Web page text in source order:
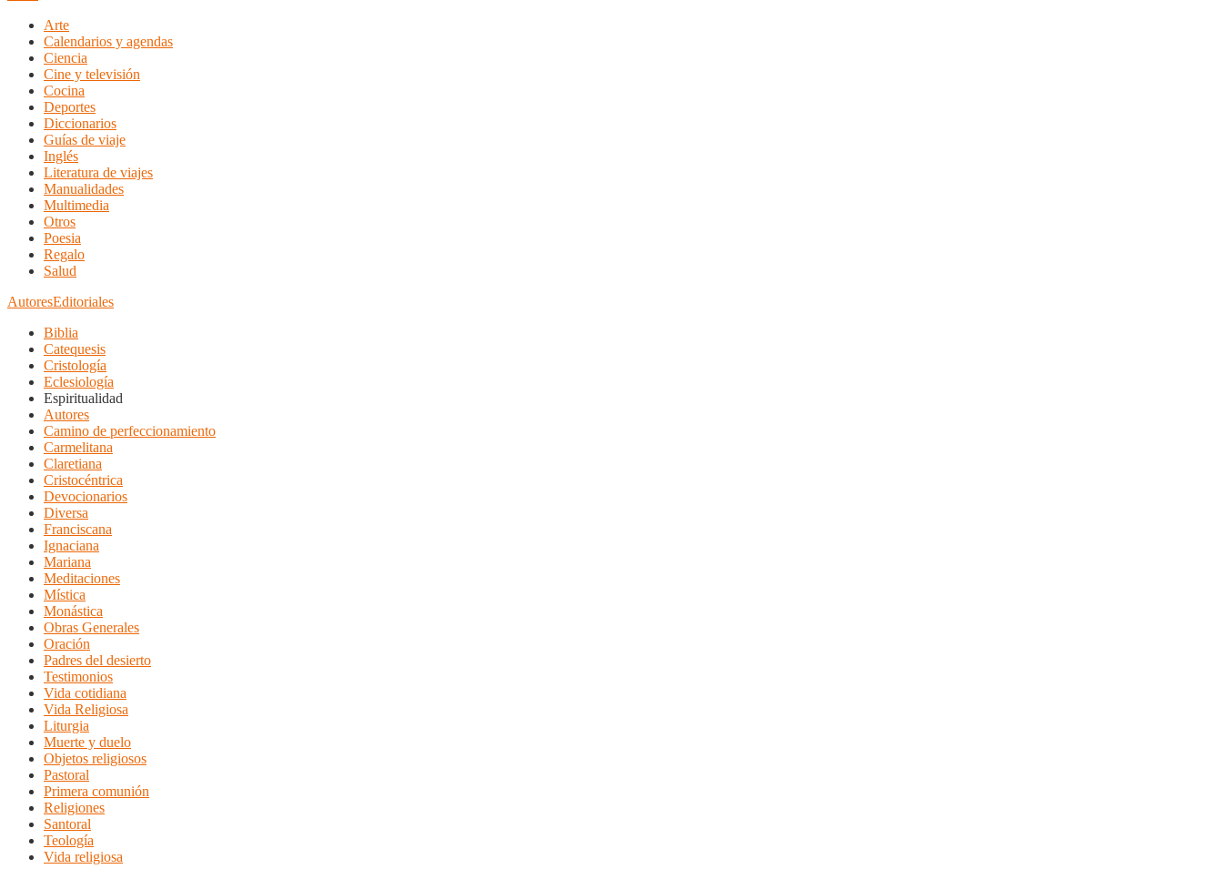
Arte
Calendarios y agendas
Ciencia
Cine y televisión
Cocina
Deportes
Diccionarios
Guías de viaje
Inglés
Literatura de viajes
Manualidades
Multimedia
Otros
Poesia
Regalo
Salud
AutoresEditoriales
Biblia
Catequesis
Cristología
Eclesiología
Espiritualidad
Autores
Camino de perfeccionamiento
Carmelitana
Claretiana
Cristocéntrica
Devocionarios
Diversa
Franciscana
Ignaciana
Mariana
Meditaciones
Mística
Monástica
Obras Generales
Oración
Padres del desierto
Testimonios
Vida cotidiana
Vida Religiosa
Liturgia
Muerte y duelo
Objetos religiosos
Pastoral
Primera comunión
Religiones
Santoral
Teología
Vida religiosa